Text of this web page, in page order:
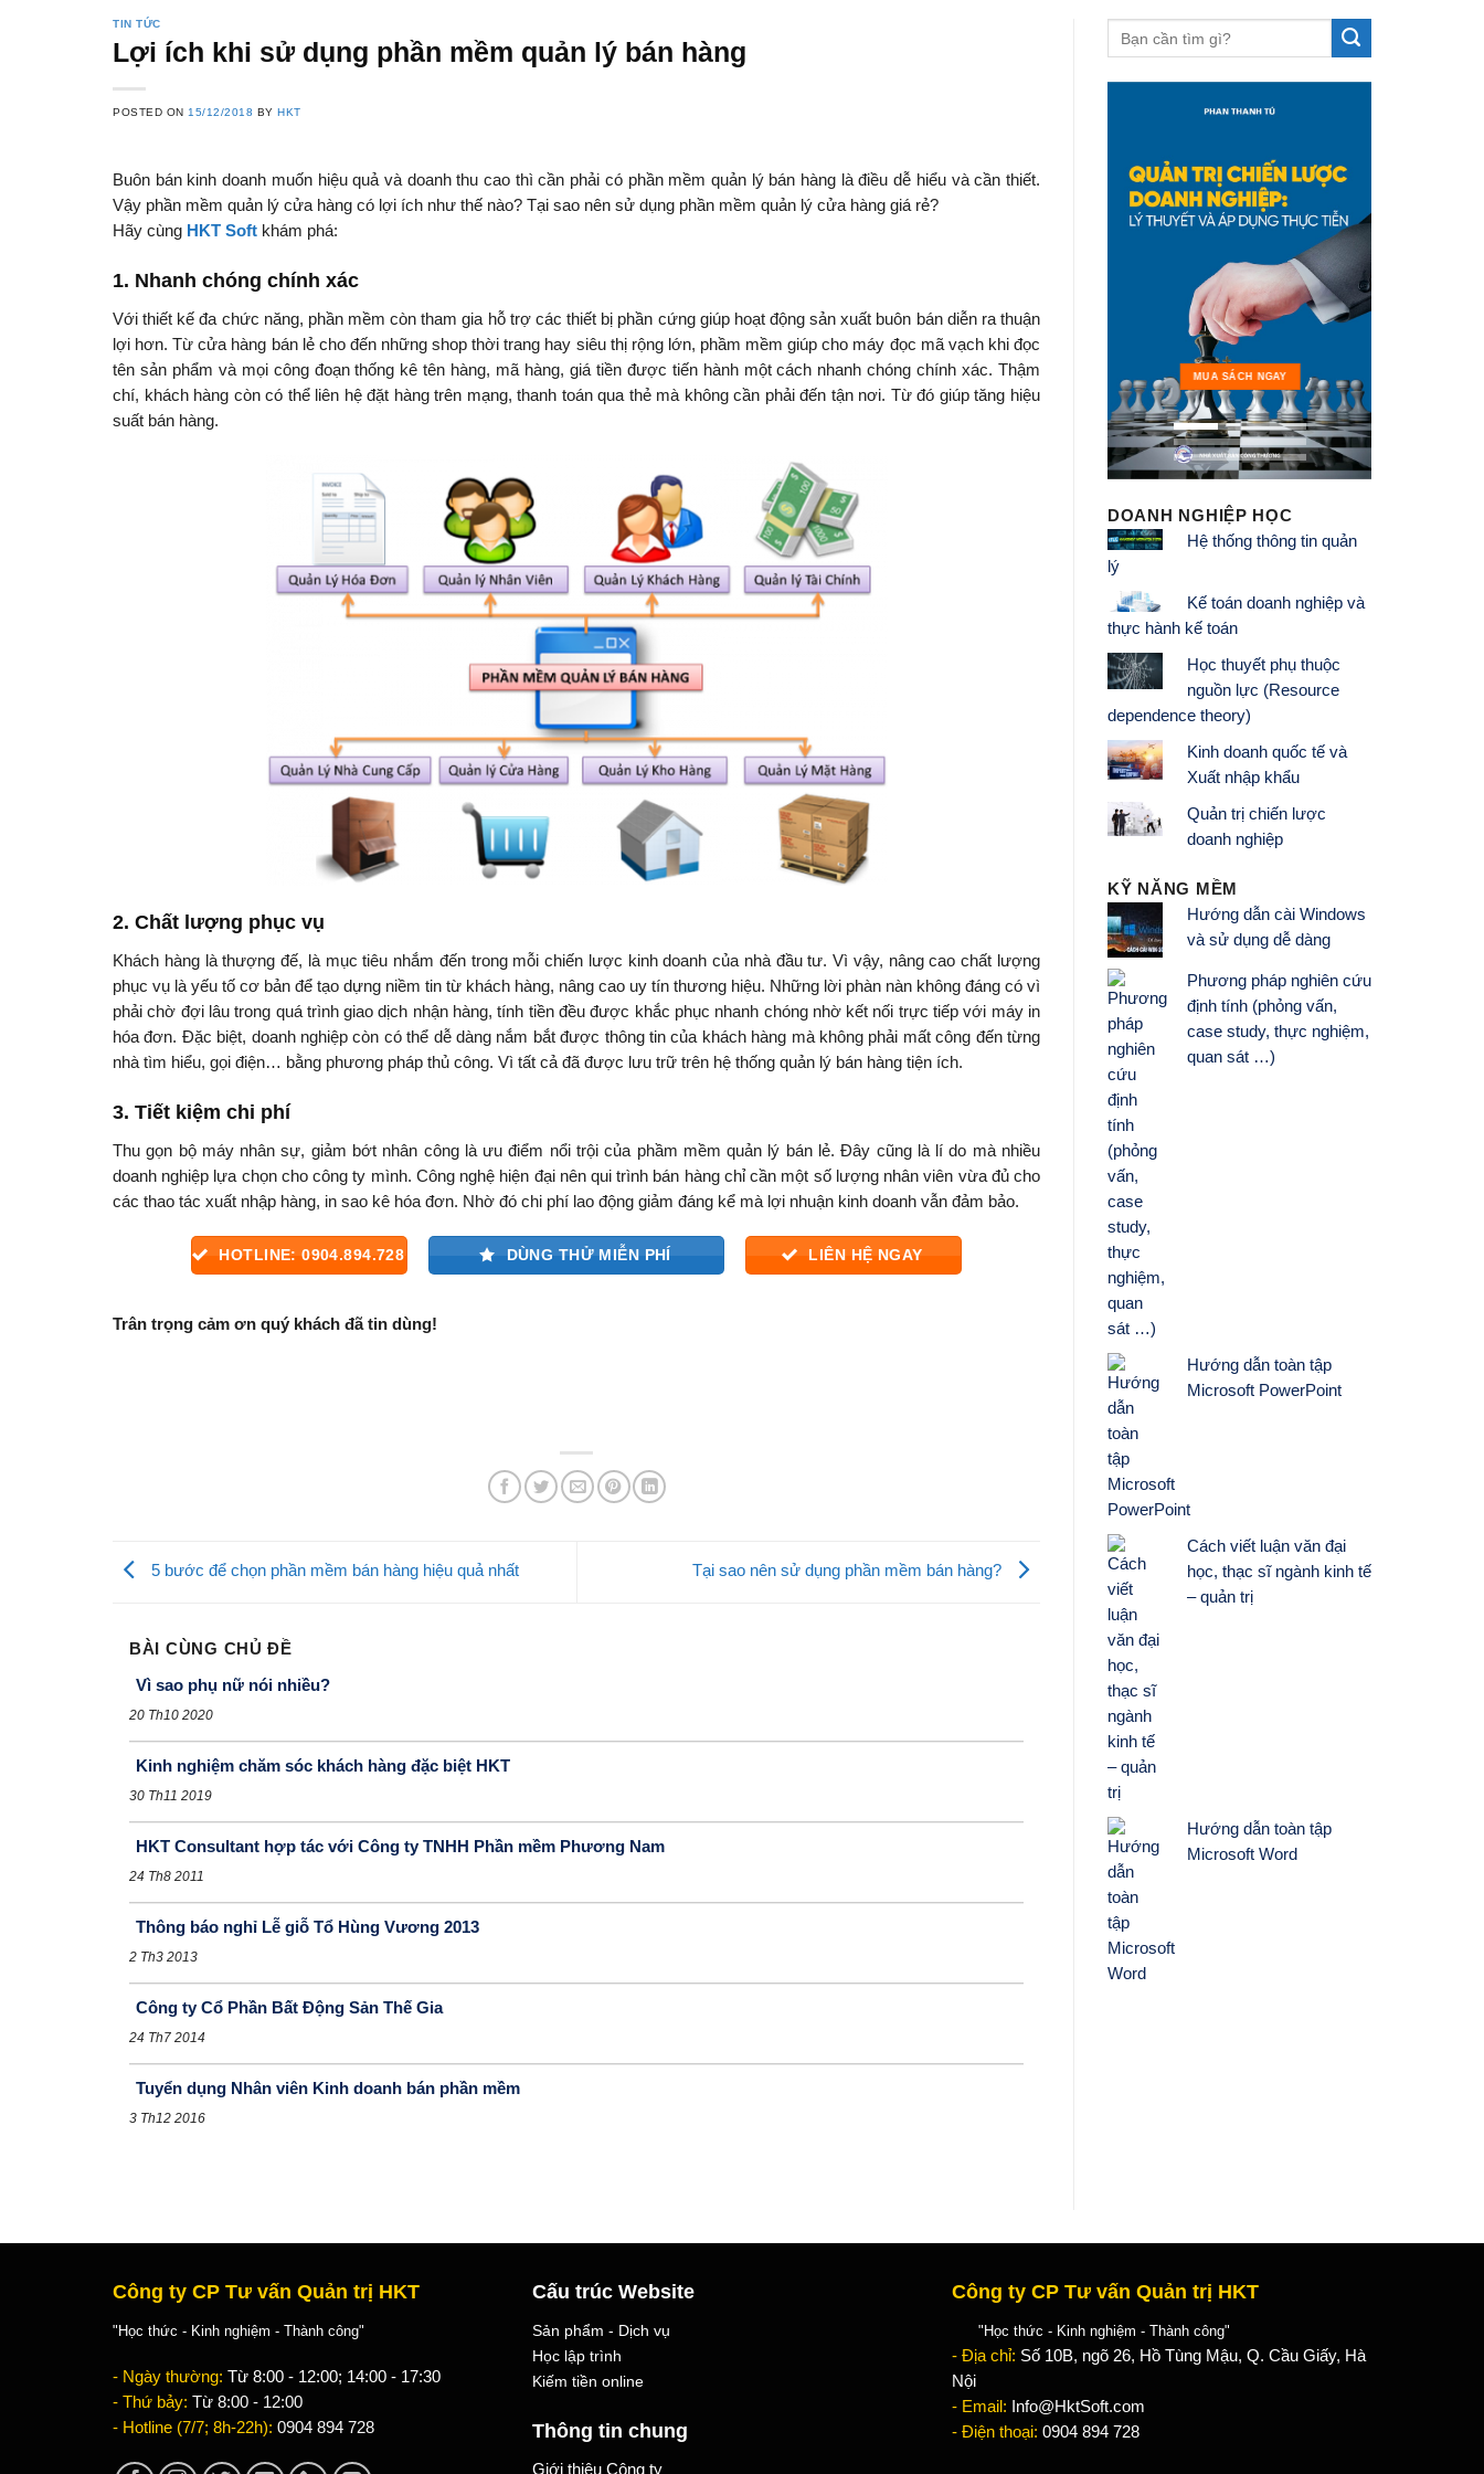
TIN TỨC
Lợi ích khi sử dụng phần mềm quản lý bán hàng
POSTED ON 15/12/2018 BYHKT
Buôn bán kinh doanh muốn hiệu quả và doanh thu cao thì cần phải có phần mềm quản lý bán hàng là điều dễ hiểu và cần thiết.
Vậy phần mềm quản lý cửa hàng có lợi ích như thế nào? Tại sao nên sử dụng phần mềm quản lý cửa hàng giá rẻ?
Hãy cùng HKT Soft khám phá:
1. Nhanh chóng chính xác
Với thiết kế đa chức năng, phần mềm còn tham gia hỗ trợ các thiết bị phần cứng giúp hoạt động sản xuất buôn bán diễn ra thuận
lợi hơn. Từ cửa hàng bán lẻ cho đến những shop thời trang hay siêu thị rộng lớn, phầm mềm giúp cho máy đọc mã vạch khi đọc
tên sản phẩm và mọi công đoạn thống kê tên hàng, mã hàng, giá tiền được tiến hành một cách nhanh chóng chính xác. Thậm
chí, khách hàng còn có thể liên hệ đặt hàng trên mạng, thanh toán qua thẻ mà không cần phải đến tận nơi. Từ đó giúp tăng hiệu
suất bán hàng.
2. Chất lượng phục vụ
Khách hàng là thượng đế, là mục tiêu nhắm đến trong mỗi chiến lược kinh doanh của nhà đầu tư. Vì vậy, nâng cao chất lượng
phục vụ là yếu tố cơ bản để tạo dựng niềm tin từ khách hàng, nâng cao uy tín thương hiệu. Những lời phàn nàn không đáng có vì
phải chờ đợi lâu trong quá trình giao dịch nhận hàng, tính tiền đều được khắc phục nhanh chóng nhờ kết nối trực tiếp với máy in
hóa đơn. Đặc biệt, doanh nghiệp còn có thể dễ dàng nắm bắt được thông tin của khách hàng mà không phải mất công đến từng
nhà tìm hiểu, gọi điện… bằng phương pháp thủ công. Vì tất cả đã được lưu trữ trên hệ thống quản lý bán hàng tiện ích.
3. Tiết kiệm chi phí
Thu gọn bộ máy nhân sự, giảm bớt nhân công là ưu điểm nổi trội của phầm mềm quản lý bán lẻ. Đây cũng là lí do mà nhiều
doanh nghiệp lựa chọn cho công ty mình. Công nghệ hiện đại nên qui trình bán hàng chỉ cần một số lượng nhân viên vừa đủ cho
các thao tác xuất nhập hàng, in sao kê hóa đơn. Nhờ đó chi phí lao động giảm đáng kể mà lợi nhuận kinh doanh vẫn đảm bảo.
HOTLINE: 0904.894.728 DÙNG THỬ MIỄN PHÍ LIÊN HỆ NGAY
Trân trọng cảm ơn quý khách đã tin dùng!
5 bước để chọn phần mềm bán hàng hiệu quả nhất Tại sao nên sử dụng phần mềm bán hàng?
BÀI CÙNG CHỦ ĐỀ
Vì sao phụ nữ nói nhiều?
20 Th10 2020
Kinh nghiệm chăm sóc khách hàng đặc biệt HKT
30 Th11 2019
HKT Consultant hợp tác với Công ty TNHH Phần mềm Phương Nam
24 Th8 2011
Thông báo nghỉ Lễ giỗ Tổ Hùng Vương 2013
2 Th3 2013
Công ty Cổ Phần Bất Động Sản Thế Gia
24 Th7 2014
Tuyển dụng Nhân viên Kinh doanh bán phần mềm
3 Th12 2016
MUA SÁCH NGAY
DOANH NGHIỆP HỌC
Hệ thống thông tin quản
lý
Kế toán doanh nghiệp và
thực hành kế toán
Học thuyết phụ thuộc
nguồn lực (Resource
dependence theory)
Kinh doanh quốc tế và
Xuất nhập khẩu
Quản trị chiến lược
doanh nghiệp
KỸ NĂNG MỀM
Hướng dẫn cài Windows
và sử dụng dễ dàng
Phương pháp nghiên cứu
định tính (phỏng vấn,
case study, thực nghiệm,
quan sát …)
Hướng dẫn toàn tập
Microsoft PowerPoint
Cách viết luận văn đại
học, thạc sĩ ngành kinh tế
– quản trị
Hướng dẫn toàn tập
Microsoft Word
Công ty CP Tư vấn Quản trị HKT
"Học thức - Kinh nghiệm - Thành công"
- Ngày thường: Từ 8:00 - 12:00; 14:00 - 17:30
- Thứ bảy: Từ 8:00 - 12:00
- Hotline (7/7; 8h-22h): 0904 894 728
Cấu trúc Website
Sản phẩm - Dịch vụ
Học lập trình
Kiếm tiền online
Thông tin chung
Giới thiệu Công ty
Công ty CP Tư vấn Quản trị HKT
"Học thức - Kinh nghiệm - Thành công"
- Địa chỉ: Số 10B, ngõ 26, Hồ Tùng Mậu, Q. Cầu Giấy, Hà
Nội
- Email: Info@HktSoft.com
- Điện thoại: 0904 894 728